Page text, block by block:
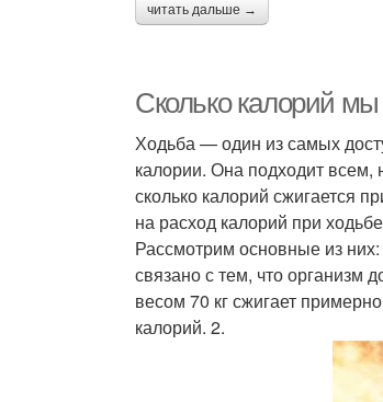
читать дальше →
Сколько калорий мы
Ходьба — один из самых
калории. Она подходит всем,
сколько калорий сжигается
на расход калорий при
Рассмотрим основные из
связано с тем, что организм
весом 70 кг сжигает
калорий. 2.